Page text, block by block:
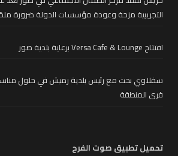
التجريبية مزحة وعودة مؤسسات الدولة ضرورة
افتتاح Versa Cafe & Lounge برعاية بلدية صور
سقلاوي بحث مع رئيس بلدية رميش في حلول
قرى المنطقة
تحميل تطبيق صوت الفرح